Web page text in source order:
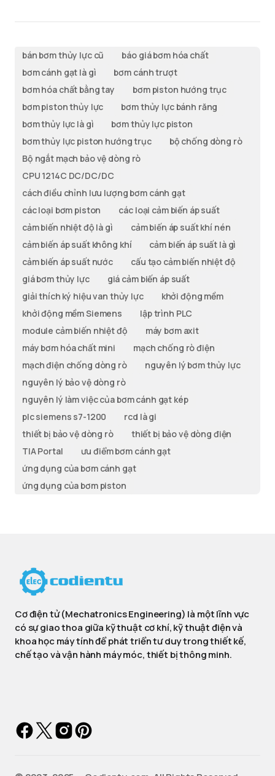
bán bơm thủy lực cũ
báo giá bơm hóa chất
bơm cánh gạt là gì
bơm cánh trượt
bơm hóa chất bằng tay
bơm piston hướng trục
bơm piston thủy lực
bơm thủy lực bánh răng
bơm thủy lực là gì
bơm thủy lực piston
bơm thủy lực piston hướng trục
bộ chống dòng rò
Bộ ngắt mạch bảo vệ dòng rò
CPU 1214C DC/DC/DC
cách điều chỉnh lưu lượng bơm cánh gạt
các loại bơm piston
các loại cảm biến áp suất
cảm biến nhiệt độ là gì
cảm biến áp suất khí nén
cảm biến áp suất không khí
cảm biến áp suất là gì
cảm biến áp suất nước
cấu tạo cảm biến nhiệt độ
giá bơm thủy lực
giá cảm biến áp suất
giải thích ký hiệu van thủy lực
khởi động mềm
khởi động mềm Siemens
lập trình PLC
module cảm biến nhiệt độ
máy bơm axit
máy bơm hóa chất mini
mạch chống rò điện
mạch điện chống dòng rò
nguyên lý bơm thủy lực
nguyên lý bảo vệ dòng rò
nguyên lý làm việc của bơm cánh gạt kép
plc siemens s7-1200
rcd là gi
thiết bị bảo vệ dòng rò
thiết bị bảo vệ dòng điện
TIA Portal
ưu điểm bơm cánh gạt
ứng dụng của bơm cánh gạt
ứng dụng của bơm piston
Cơ điện tử (Mechatronics Engineering) là một lĩnh vực
có sự giao thoa giữa kỹ thuật cơ khí, kỹ thuật điện và
khoa học máy tính để phát triển tư duy trong thiết kế,
chế tạo và vận hành máy móc, thiết bị thông minh.